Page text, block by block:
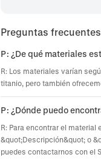
Preguntas frecuentes
P: ¿De qué materiales
R: Los materiales varían
titanio, pero también
P: ¿Dónde puedo
R: Para encontrar el
&quot;Descripción&quot; o
puedes contactarnos con el